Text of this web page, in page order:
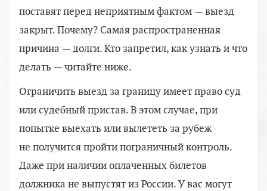
поставят перед неприятным фактом — выезд
закрыт. Почему? Самая распространенная
причина — долги. Кто запретил, как узнать и что
делать — читайте ниже.
Ограничить выезд за границу имеет право суд
или судебный пристав. В этом случае, при
попытке выехать или вылететь за рубеж
не получится пройти пограничный контроль.
Даже при наличии оплаченных билетов
должника не выпустят из России. У вас могут